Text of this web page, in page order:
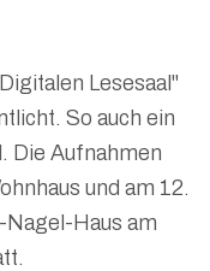
Lesesaal"
So auch ein
Die Aufnahmen
und am 12.
Haus am